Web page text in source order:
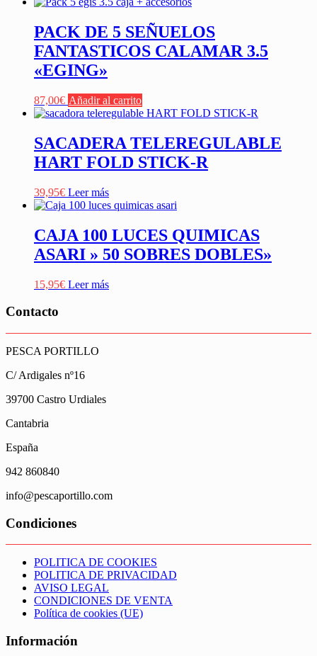
PACK DE 5 SEÑUELOS
FANTASTICOS CALAMAR 3.5
«EGING»
87,00€ Añadir al carrito
SACADERA TELEREGULABLE
HART FOLD STICK-R
39,95€ Leer más
CAJA 100 LUCES QUIMICAS
ASARI » 50 SOBRES DOBLES»
15,95€ Leer más
Contacto
PESCA PORTILLO
C/ Ardigales nº16
39700 Castro Urdiales
Cantabria
España
942 860840
info@pescaportillo.com
Condiciones
POLITICA DE COOKIES
POLITICA DE PRIVACIDAD
AVISO LEGAL
CONDICIONES DE VENTA
Política de cookies (UE)
Información